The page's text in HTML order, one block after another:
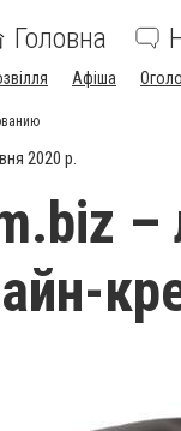
Головна
Афіша
2020 р.
–